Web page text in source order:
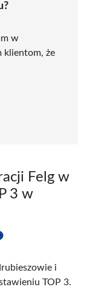
w
klientom, że
Felg w
3 w
i
TOP 3.